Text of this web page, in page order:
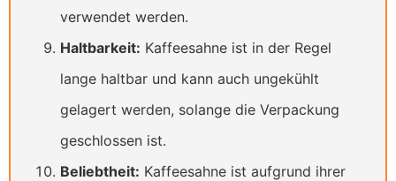
verwendet werden.
Haltbarkeit: Kaffeesahne ist in der Regel
lange haltbar und kann auch ungekühlt
gelagert werden, solange die Verpackung
geschlossen ist.
Beliebtheit: Kaffeesahne ist aufgrund ihrer